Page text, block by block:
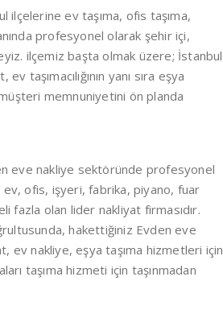
ev taşıma, ofis taşıma,
profesyonel olarak şehir içi,
ilçemiz başta olmak üzere; İstanbul
yanı sıra eşya
memnuniyetini ön planda
eve nakliye sektöründe profesyonel
ev, ofis, işyeri, fabrika, piyano, fuar
fazla olan lider nakliyat firmasıdır.
hakettiğiniz Evden eve
ev nakliye, eşya taşıma hizmetleri için
taşıma hizmeti için taşınmadan